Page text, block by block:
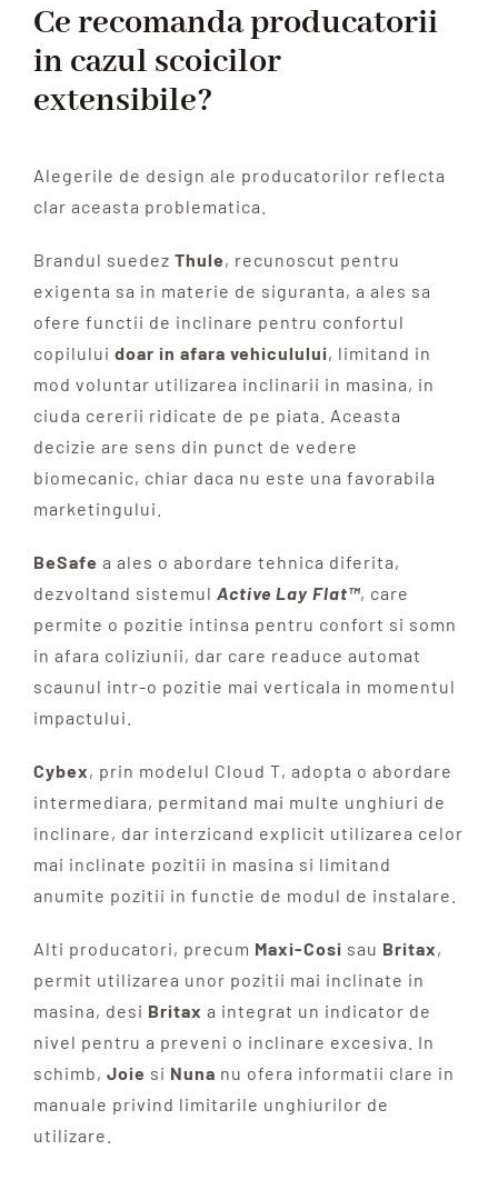
Ce recomanda producatorii
in cazul scoicilor
extensibile?
Alegerile de design ale producatorilor reflecta
clar aceasta problematica.
Brandul suedez Thule, recunoscut pentru
exigenta sa in materie de siguranta, a ales sa
ofere functii de inclinare pentru confortul
copilului doar in afara vehiculului, limitand in
mod voluntar utilizarea inclinarii in masina, in
ciuda cererii ridicate de pe piata. Aceasta
decizie are sens din punct de vedere
biomecanic, chiar daca nu este una favorabila
marketingului.
BeSafe a ales o abordare tehnica diferita,
dezvoltand sistemul Active Lay Flat™, care
permite o pozitie intinsa pentru confort si somn
in afara coliziunii, dar care readuce automat
scaunul intr-o pozitie mai verticala in momentul
impactului.
Cybex, prin modelul Cloud T, adopta o abordare
intermediara, permitand mai multe unghiuri de
inclinare, dar interzicand explicit utilizarea celor
mai inclinate pozitii in masina si limitand
anumite pozitii in functie de modul de instalare.
Alti producatori, precum Maxi-Cosi sau Britax,
permit utilizarea unor pozitii mai inclinate in
masina, desi Britax a integrat un indicator de
nivel pentru a preveni o inclinare excesiva. In
schimb, Joie si Nuna nu ofera informatii clare in
manuale privind limitarile unghiurilor de
utilizare.